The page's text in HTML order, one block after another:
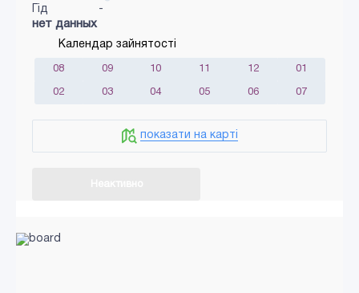
Гід
-
нет данных
Календар зайнятості
08 09 10 11 12 01
02 03 04 05 06 07
показати на карті